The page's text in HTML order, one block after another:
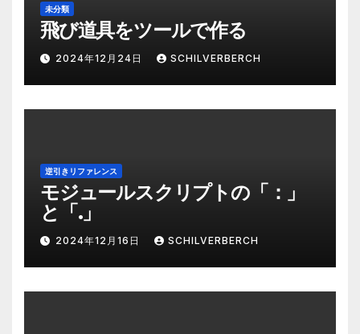
未分類
飛び道具をツールで作る
2024年12月24日 SCHILVERBERCH
逆引きリファレンス
モジュールスクリプトの「：」
と「.」
2024年12月16日 SCHILVERBERCH